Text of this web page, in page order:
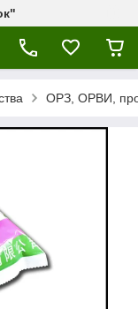
ОРЗ, ОРВИ,